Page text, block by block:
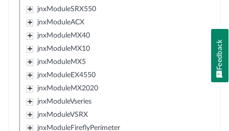
jnxModuleSRX550
jnxModuleACX
jnxModuleMX40
jnxModuleMX10
jnxModuleMX5
jnxModuleEX4550
jnxModuleMX2020
jnxModuleVseries
jnxModuleVSRX
jnxModuleFireflyPerimeter
Feedback